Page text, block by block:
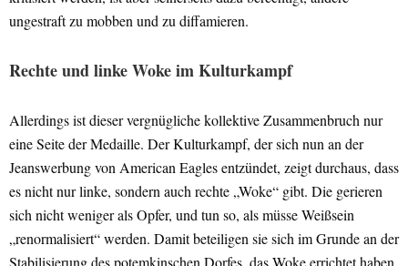
ungestraft zu mobben und zu diffamieren.
Rechte und linke Woke im Kulturkampf
Allerdings ist dieser vergnügliche kollektive Zusammenbruch nur
eine Seite der Medaille. Der Kulturkampf, der sich nun an der
Jeanswerbung von American Eagles entzündet, zeigt durchaus, dass
es nicht nur linke, sondern auch rechte „Woke“ gibt. Die gerieren
sich nicht weniger als Opfer, und tun so, als müsse Weißsein
„renormalisiert“ werden. Damit beteiligen sie sich im Grunde an der
Stabilisierung des potemkinschen Dorfes, das Woke errichtet haben.